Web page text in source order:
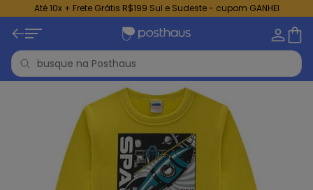
Até 10x + Frete Grátis R$199 Sul e Sudeste - cupom GANHEI